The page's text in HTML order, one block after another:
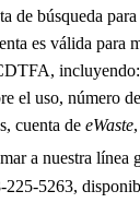
de búsqueda
es válida para
el uso, número
cuenta de eWaste
a nuestra línea
225-5263,